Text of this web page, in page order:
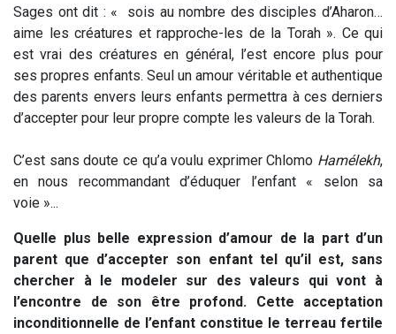
Sages ont dit : « sois au nombre des disciples d’Aharon…
aime les créatures et rapproche-les de la Torah ». Ce qui
est vrai des créatures en général, l’est encore plus pour
ses propres enfants. Seul un amour véritable et authentique
des parents envers leurs enfants permettra à ces derniers
d’accepter pour leur propre compte les valeurs de la Torah.
C’est sans doute ce qu’a voulu exprimer Chlomo Hamélekh,
en nous recommandant d’éduquer l’enfant « selon sa
voie »...
Quelle plus belle expression d’amour de la part d’un
parent que d’accepter son enfant tel qu’il est, sans
chercher à le modeler sur des valeurs qui vont à
l’encontre de son être profond. Cette acceptation
inconditionnelle de l’enfant constitue le terreau fertile